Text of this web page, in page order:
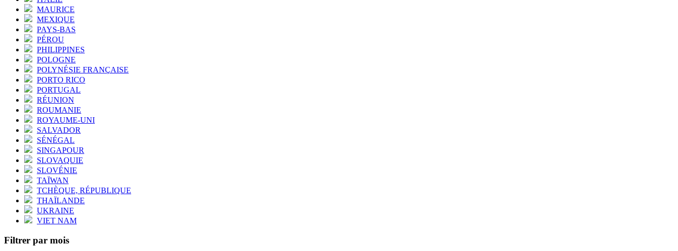
MAURICE
MEXIQUE
PAYS-BAS
PÉROU
PHILIPPINES
POLOGNE
POLYNÉSIE FRANÇAISE
PORTO RICO
PORTUGAL
RÉUNION
ROUMANIE
ROYAUME-UNI
SALVADOR
SÉNÉGAL
SINGAPOUR
SLOVAQUIE
SLOVÉNIE
TAÏWAN
TCHÈQUE, RÉPUBLIQUE
THAÏLANDE
UKRAINE
VIET NAM
Filtrer par mois